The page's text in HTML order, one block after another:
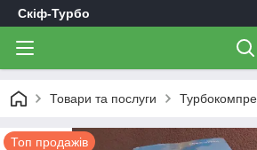
Скіф-Турбо
Товари та послуги
Топ продажів